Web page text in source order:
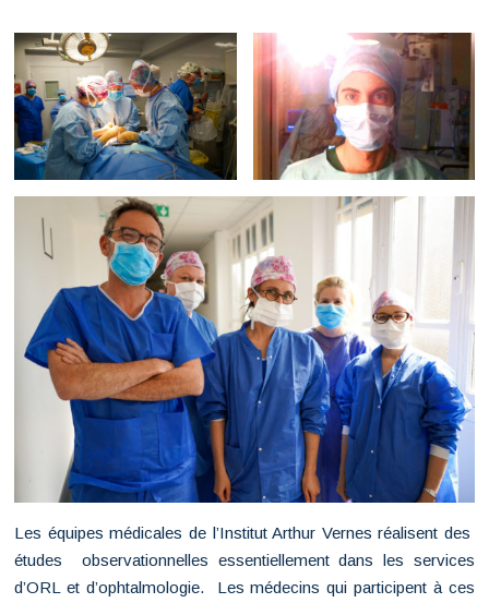
Les équipes médicales de l’Institut Arthur Vernes réalisent des
études observationnelles essentiellement dans les services
d’ORL et d’ophtalmologie. Les médecins qui participent à ces